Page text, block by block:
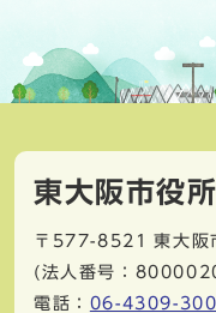
東大阪市役所
〒577-8521
東大阪
(法人番号：
電話： 06-4309-